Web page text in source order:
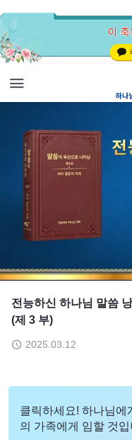
전능하신 하나님 말씀
(제 3 부)
2025.03.12
클릭하세요! 하나님에
의 가족에게 임할 것입